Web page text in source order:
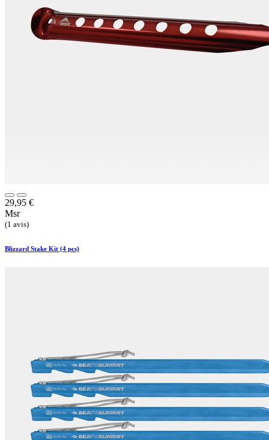
29,95 €
Msr
(1 avis)
Blizzard Stake Kit (4 pcs)